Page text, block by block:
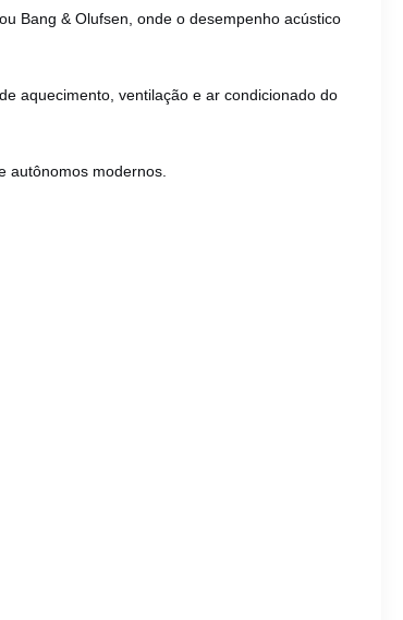
Bang & Olufsen, onde o desempenho acústico
aquecimento, ventilação e ar condicionado do
autônomos modernos.